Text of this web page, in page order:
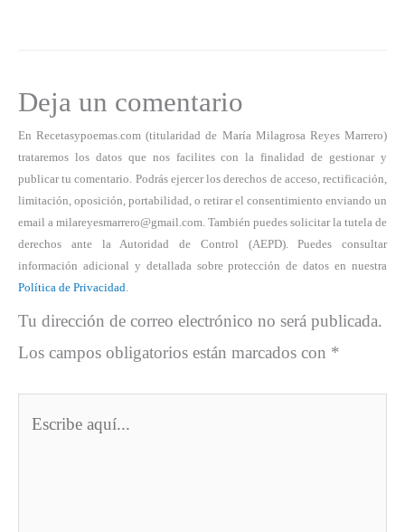
Deja un comentario
En Recetasypoemas.com (titularidad de María Milagrosa Reyes Marrero)
trataremos los datos que nos facilites con la finalidad de gestionar y
publicar tu comentario. Podrás ejercer los derechos de acceso, rectificación,
limitación, oposición, portabilidad, o retirar el consentimiento enviando un
email a milareyesmarrero@gmail.com. También puedes solicitar la tutela de
derechos ante la Autoridad de Control (AEPD). Puedes consultar
información adicional y detallada sobre protección de datos en nuestra
Política de Privacidad
Tu dirección de correo electrónico no será publicada.
Los campos obligatorios están marcados con *